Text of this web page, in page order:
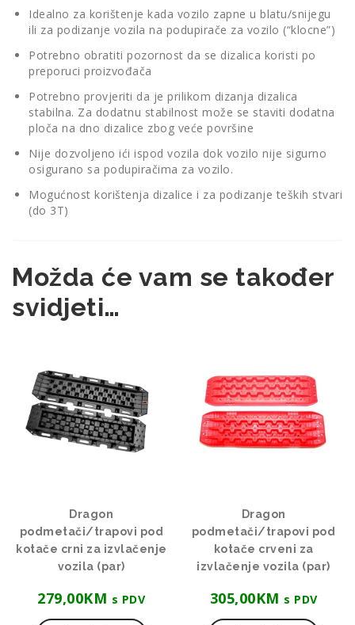
Idealno za korištenje kada vozilo zapne u blatu/snijegu
ili za podizanje vozila na podupirače za vozilo (“klocne”)
Potrebno obratiti pozornost da se dizalica koristi po
preporuci proizvođača
Potrebno provjeriti da je prilikom dizanja dizalica
stabilna. Za dodatnu stabilnost može se staviti dodatna
ploča na dno dizalice zbog veće površine
Nije dozvoljeno ići ispod vozila dok vozilo nije sigurno
osigurano sa podupiračima za vozilo.
Mogućnost korištenja dizalice i za podizanje teških stvari
(do 3T)
Možda će vam se također
svidjeti…
Dragon
podmetači/trapovi pod
kotače crni za izvlačenje
vozila (par)
279,00KM s PDV
Dragon
podmetači/trapovi pod
kotače crveni za
izvlačenje vozila (par)
305,00KM s PDV